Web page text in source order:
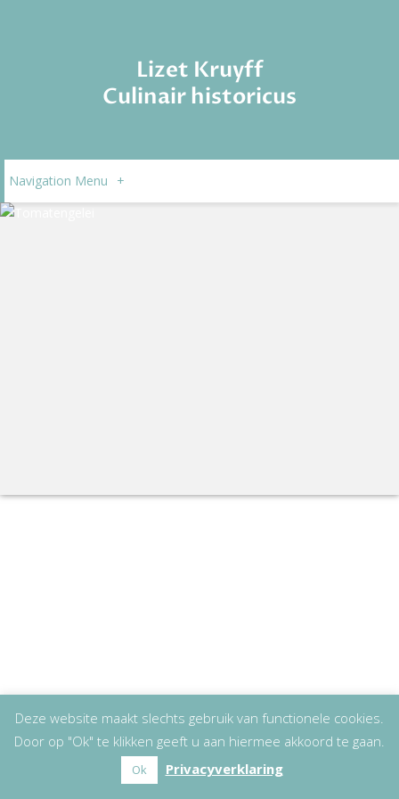
Lizet Kruyff
Culinair historicus
Navigation Menu +
Deze website maakt slechts gebruik van functionele cookies.
Door op "Ok" te klikken geeft u aan hiermee akkoord te gaan.
Ok Privacyverklaring